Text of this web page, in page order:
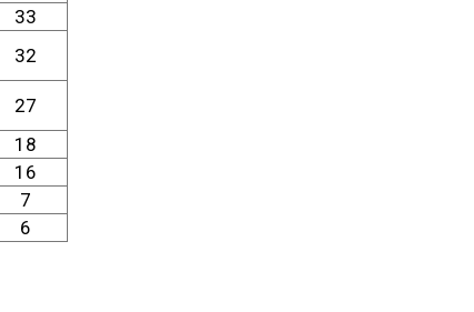
33
32
27
18
16
7
6